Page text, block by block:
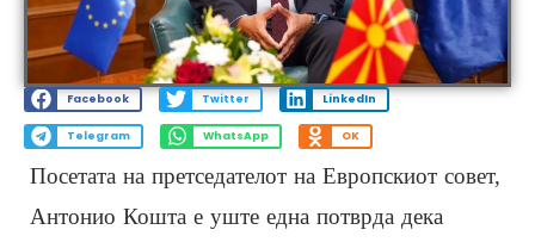
Facebook Twitter LinkedIn
Telegram WhatsApp OK
Посетата на претседателот на Европскиот совет,
Антонио Кошта е уште една потврда дека